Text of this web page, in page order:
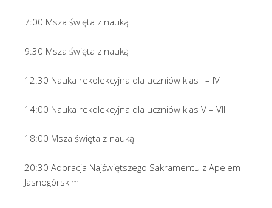
7:00 Msza święta z nauką
9:30 Msza święta z nauką
12:30 Nauka rekolekcyjna dla uczniów klas I – IV
14:00 Nauka rekolekcyjna dla uczniów klas V – VIII
18:00 Msza święta z nauką
20:30 Adoracja Najświętszego Sakramentu z Apelem
Jasnogórskim